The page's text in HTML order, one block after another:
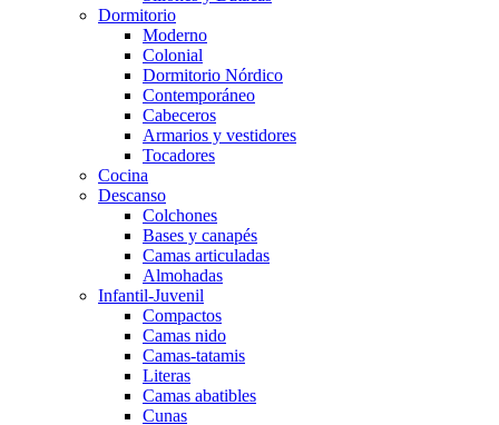
Dormitorio
Moderno
Colonial
Dormitorio Nórdico
Contemporáneo
Cabeceros
Armarios y vestidores
Tocadores
Cocina
Descanso
Colchones
Bases y canapés
Camas articuladas
Almohadas
Infantil-Juvenil
Compactos
Camas nido
Camas-tatamis
Literas
Camas abatibles
Cunas